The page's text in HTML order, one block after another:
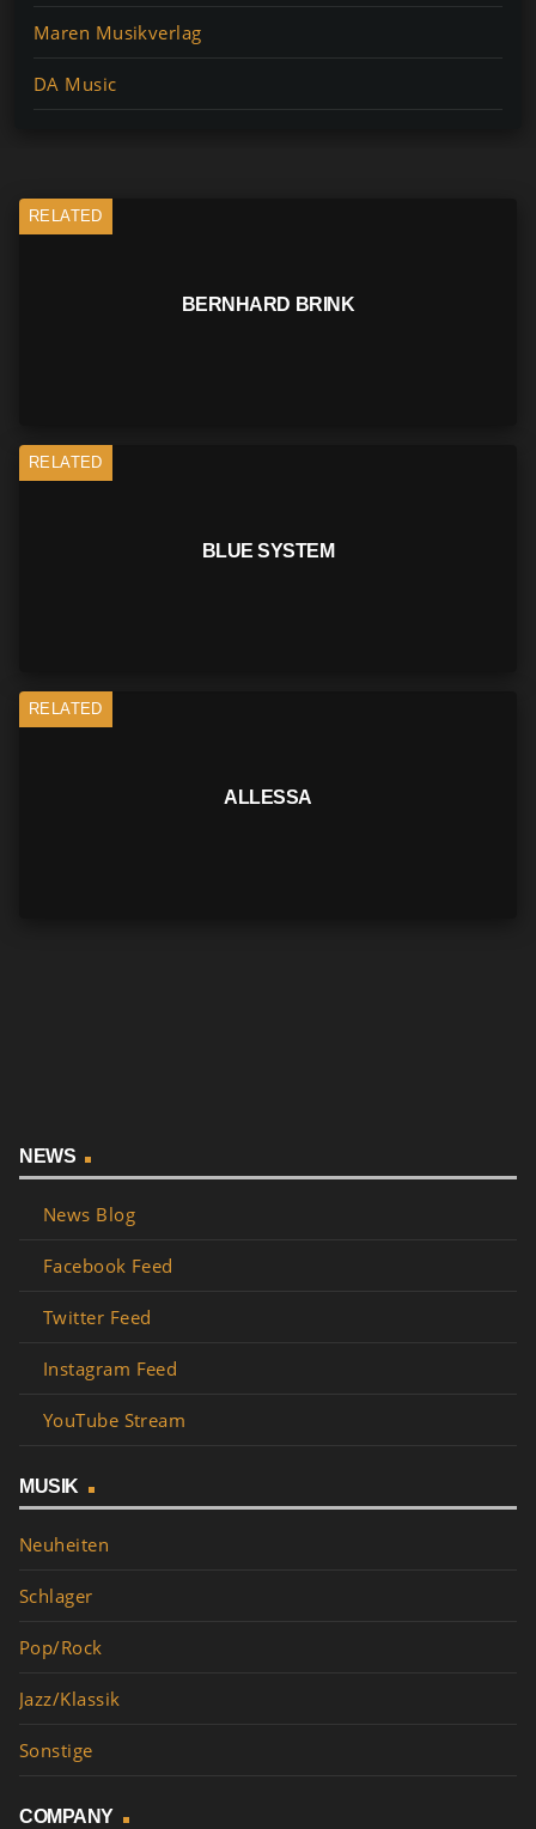
Maren Musikverlag
DA Music
RELATED
BERNHARD BRINK
RELATED
BLUE SYSTEM
RELATED
ALLESSA
NEWS
News Blog
Facebook Feed
Twitter Feed
Instagram Feed
YouTube Stream
MUSIK
Neuheiten
Schlager
Pop/Rock
Jazz/Klassik
Sonstige
COMPANY